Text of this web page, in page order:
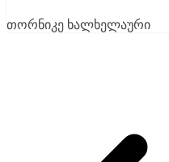
თორნიკე ხალხელაური